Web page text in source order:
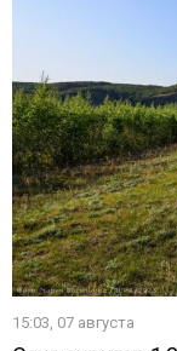
15:03, 07 августа